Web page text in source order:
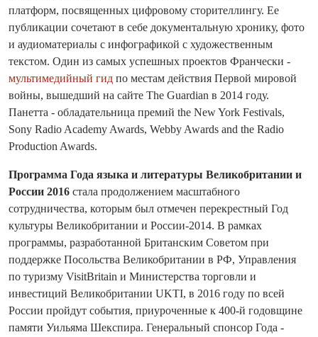
платформ, посвященных цифровому сторителлингу. Ее
публикации сочетают в себе документальную хронику, фото
и аудиоматериалы с инфографикой с художественным
текстом. Один из самых успешных проектов Франчески -
мультимедийный гид по местам действия Первой мировой
войны, вышедший на сайте The Guardian в 2014 году.
Панетта - обладательница премий the New York Festivals,
Sony Radio Academy Awards, Webby Awards and the Radio
Production Awards.
Программа Года языка и литературы Великобритании и
России 2016 стала продолжением масштабного
сотрудничества, которым был отмечен перекрестный Год
культуры Великобритании и России-2014. В рамках
программы, разработанной Британским Советом при
поддержке Посольства Великобритании в РФ, Управления
по туризму VisitBritain и Министерства торговли и
инвестиций Великобритании UKTI, в 2016 году по всей
России пройдут события, приуроченные к 400-й годовщине
памяти Уильяма Шекспира. Генеральный спонсор Года -